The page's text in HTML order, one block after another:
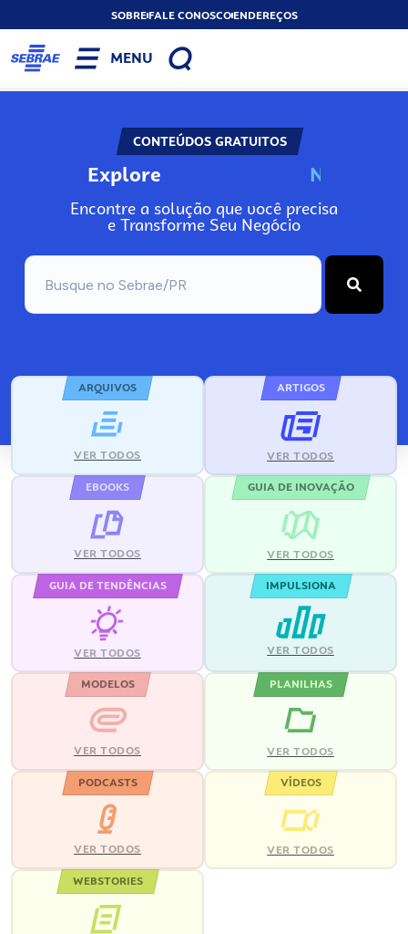
SOBREFALE CONOSCOENDEREÇOS
MENU
CONTEÚDOS GRATUITOS
Explore N
Encontre a solução que você precisa
e Transforme Seu Negócio
ARQUIVOS
VER TODOS
ARTIGOS
VER TODOS
EBOOKS
VER TODOS
GUIA DE INOVAÇÃO
VER TODOS
GUIA DE TENDÊNCIAS
VER TODOS
IMPULSIONA
VER TODOS
MODELOS
VER TODOS
PLANILHAS
VER TODOS
PODCASTS
VER TODOS
VÍDEOS
VER TODOS
WEBSTORIES